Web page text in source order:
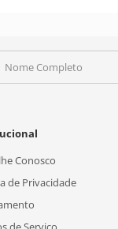
Nome Completo
Conosco
de Privacidade